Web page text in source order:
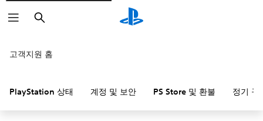
검
색
고객지원 홈
PlayStation 상태 계정 및 보안 PS Store 및 환불 정기 구